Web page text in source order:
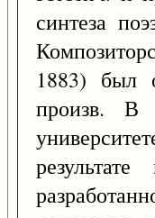
синтеза
1883) был
произв. В